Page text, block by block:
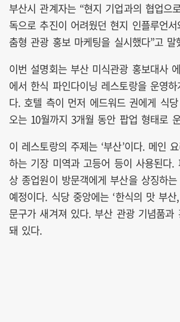
부산시 관계자는 “현지 기업과의 협업으
독으로 추진이 어려웠던 현지 인플루언
춤형 관광 홍보 마케팅을 실시했다”고 말
이번 설명회는 부산 미식관광 홍보대사
에서 한식 파인다이닝 레스토랑을 운영
다. 호텔 측이 먼저 에드워드 권에게 식
오는 10월까지 3개월 동안 팝업 형태로
이 레스토랑의 주제는 ‘부산’이다. 메인
하는 기장 미역과 고등어 등이 사용된다.
상 종업원이 방문객에게 부산을 상징하
예정이다. 식당 중앙에는 ‘한식의 맛 부산
문구가 새겨져 있다. 부산 관광 기념품과
돼 있다.